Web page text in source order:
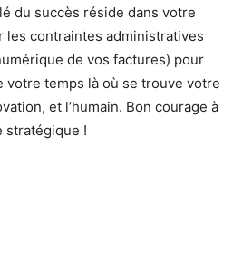
du succès réside dans votre
les contraintes administratives
de vos factures) pour
votre temps là où se trouve votre
et l’humain. Bon courage à
stratégique !